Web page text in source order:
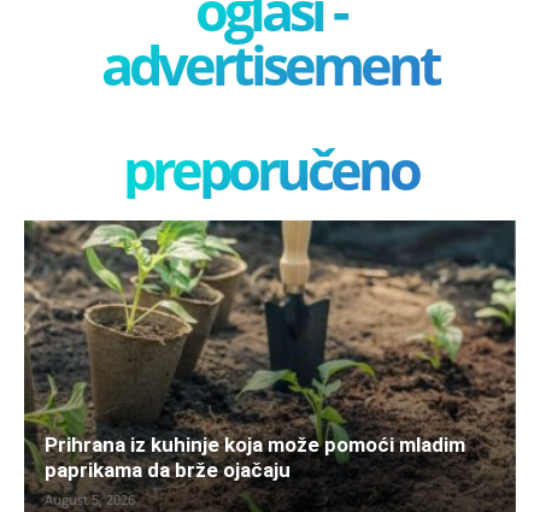
advertisement
preporučeno
Prihrana iz kuhinje koja može pomoći mladim
paprikama da brže ojačaju
August 5, 2026